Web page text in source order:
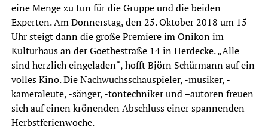
eine Menge zu tun für die Gruppe und die beiden
Experten. Am Donnerstag, den 25. Oktober 2018 um 15
Uhr steigt dann die große Premiere im Onikon im
Kulturhaus an der Goethestraße 14 in Herdecke. „Alle
sind herzlich eingeladen“, hofft Björn Schürmann auf ein
volles Kino. Die Nachwuchsschauspieler, -musiker, -
kameraleute, -sänger, -tontechniker und –autoren freuen
sich auf einen krönenden Abschluss einer spannenden
Herbstferienwoche.